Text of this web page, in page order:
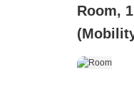
Room,